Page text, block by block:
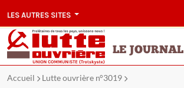
LES AUTRES SITES
LE JOURNAL
Accueil Lutte ouvrière n°3019